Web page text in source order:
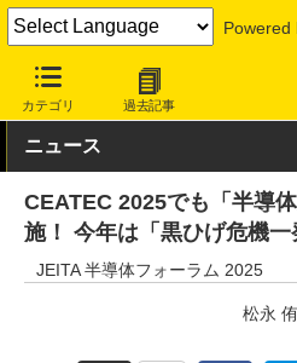
Powered
カテゴリ 過去記事
INTERNET Watch イベント
ニュース
CEATEC 2025でも「半導
施！ 今年は「黒ひげ危機一
JEITA 半導体フォーラム 2025
松永